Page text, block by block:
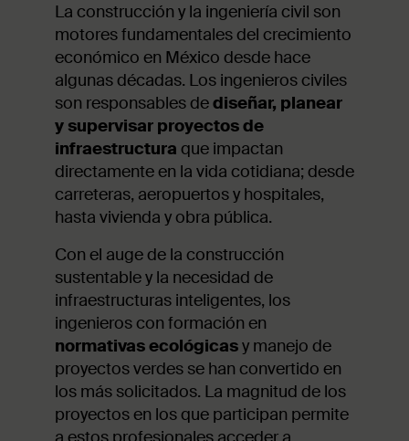
La construcción y la ingeniería civil son
motores fundamentales del crecimiento
económico en México desde hace
algunas décadas. Los ingenieros civiles
son responsables dediseñar, planear
y supervisar proyectos de
infraestructura que impactan
directamente en la vida cotidiana; desde
carreteras, aeropuertos y hospitales,
hasta vivienda y obra pública.
Con el auge de la construcción
sustentable y la necesidad de
infraestructuras inteligentes, los
ingenieros con formación en
normativas ecológicasy manejo de
proyectos verdes se han convertido en
los más solicitados. La magnitud de los
proyectos en los que participan permite